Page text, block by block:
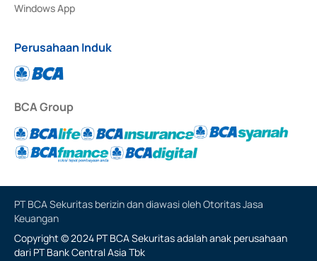
Windows App
Perusahaan Induk
BCA Group
PT BCA Sekuritas berizin dan diawasi oleh Otoritas Jasa
Keuangan
Copyright © 2024 PT BCA Sekuritas adalah anak perusahaan
dari PT Bank Central Asia Tbk